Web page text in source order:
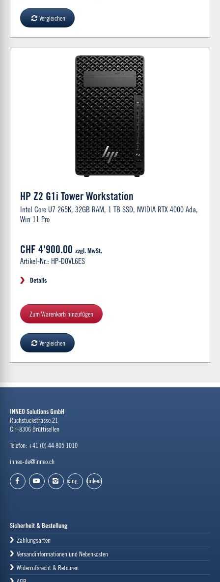
Vergleichen
HP Z2 G1i Tower Workstation
Intel Core U7 265K, 32GB RAM, 1 TB SSD, NVIDIA RTX 4000 Ada,
Win 11 Pro
CHF 4'900.00 zzgl. MwSt.
Artikel-Nr.: HP-D0VL6ES
Details
Zum Warenkorb hinzufügen
Vergleichen
INNEO Solutions GmbH
Ruchstuckstrasse 21
CH-8306 Brüttisellen
Telefon: +41 (0) 44 805 1010
inneo-de@inneo.ch
xing linkedin
Sicherheit & Bestellung
Zahlungsarten
Versandinformationen und Nebenkosten
Widerrufsrecht & Retouren